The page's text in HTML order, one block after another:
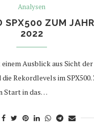
Analysen
SPX500 ZUM
2022
einem Ausblick aus Sicht
Rekordlevels im
Start in das…